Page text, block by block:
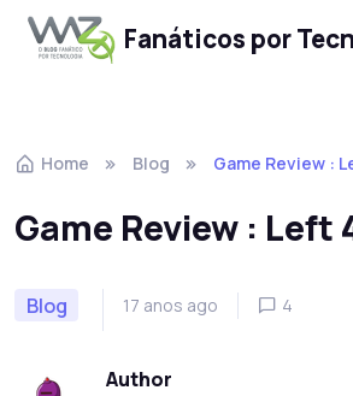
Fanáticos por
Home Blog Game Review :
Game Review : Left
Blog 17 anos ago 4
Author